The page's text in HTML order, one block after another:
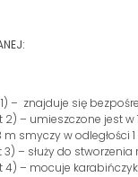
1) – znajduje się
2) – umieszczone jest
smyczy w odległości
– służy do
4) – mocuje